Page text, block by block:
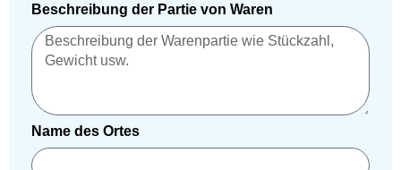
Beschreibung der Partie von Waren
Name des Ortes